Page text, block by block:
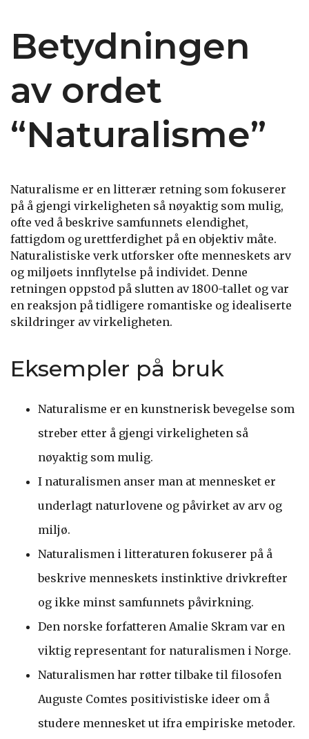
Betydningen
av ordet
“Naturalisme”
Naturalisme er en litterær retning som fokuserer
på å gjengi virkeligheten så nøyaktig som mulig,
ofte ved å beskrive samfunnets elendighet,
fattigdom og urettferdighet på en objektiv måte.
Naturalistiske verk utforsker ofte menneskets arv
og miljøets innflytelse på individet. Denne
retningen oppstod på slutten av 1800-tallet og var
en reaksjon på tidligere romantiske og idealiserte
skildringer av virkeligheten.
Eksempler på bruk
Naturalisme er en kunstnerisk bevegelse som
streber etter å gjengi virkeligheten så
nøyaktig som mulig.
I naturalismen anser man at mennesket er
underlagt naturlovene og påvirket av arv og
miljø.
Naturalismen i litteraturen fokuserer på å
beskrive menneskets instinktive drivkrefter
og ikke minst samfunnets påvirkning.
Den norske forfatteren Amalie Skram var en
viktig representant for naturalismen i Norge.
Naturalismen har røtter tilbake til filosofen
Auguste Comtes positivistiske ideer om å
studere mennesket ut ifra empiriske metoder.